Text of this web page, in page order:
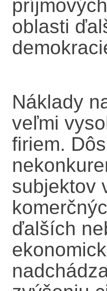
oblasti
Náklady
veľmi
firiem.
subjektov
ďalších